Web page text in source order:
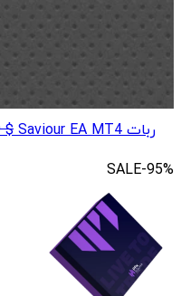
ربات Saviour EA MT4 $
999
SALE-95%